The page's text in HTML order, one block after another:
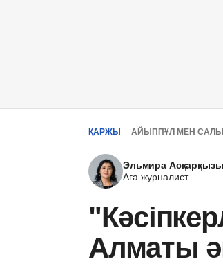
ҚАРЖЫ АЙЫППҰЛ МЕН
Эльмира Асқарқызы
Аға журналист
Алматы